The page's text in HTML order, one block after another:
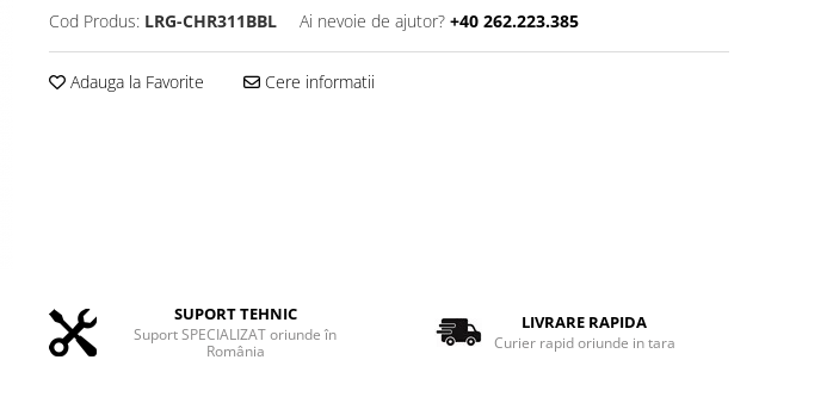
Cod Produs: LRG-CHR311BBL Ai nevoie de ajutor? +40 262.223.385
Adauga la Favorite Cere informatii
SUPORT TEHNIC
Suport SPECIALIZAT oriunde în
România
LIVRARE RAPIDA
Curier rapid oriunde in tara